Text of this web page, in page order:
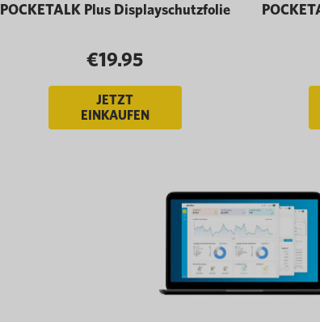
POCKETALK Plus Displayschutzfolie
€19.95
JETZT
EINKAUFEN